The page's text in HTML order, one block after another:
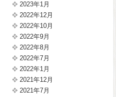
2023年1月
2022年12月
2022年10月
2022年9月
2022年8月
2022年7月
2022年1月
2021年12月
2021年7月